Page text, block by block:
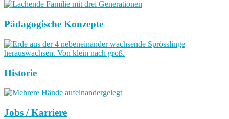
Pädagogische Konzepte
Historie
Jobs / Karriere